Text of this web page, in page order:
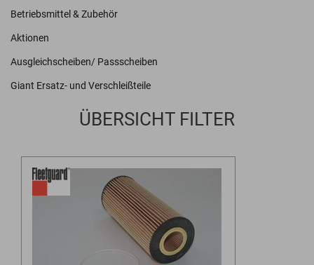
Betriebsmittel & Zubehör
Aktionen
Ausgleichscheiben/ Passscheiben
Giant Ersatz- und Verschleißteile
ÜBERSICHT FILTER